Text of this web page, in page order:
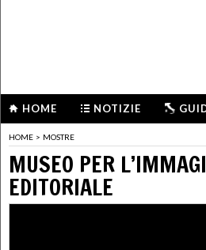
HOME NOTIZIE
HOME > MOSTRE
MUSEO PER
EDITORIALE